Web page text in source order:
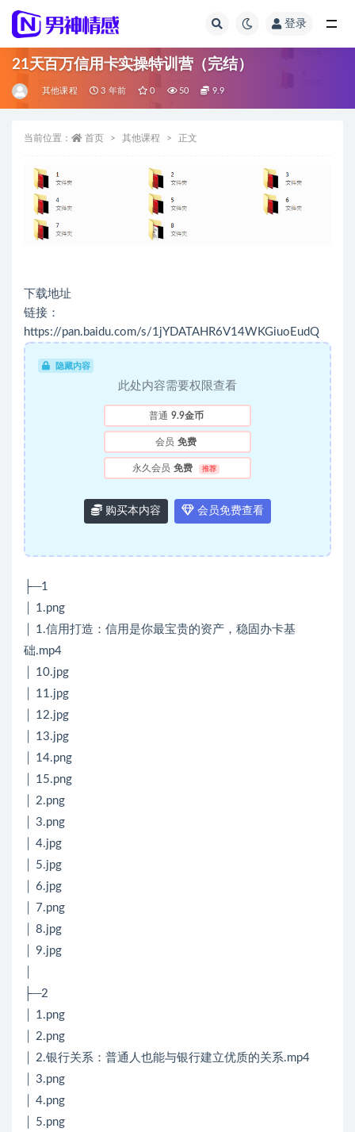
登录
21天百万信用卡实操特训营（完结）
其他课程 3 年前 0 50 9.9
当前位置： 首页 其他课程 正文
下载地址
链接：
https://pan.baidu.com/s/1jYDATAHR6V14WKGiuoEudQ
隐藏内容
此处内容需要权限查看
普通 9.9金币
会员 免费
永久会员 免费 推荐
购买本内容 会员免费查看
├─1
│ 1.png
│ 1.信用打造：信用是你最宝贵的资产，稳固办卡基
础.mp4
│ 10.jpg
│ 11.jpg
│ 12.jpg
│ 13.jpg
│ 14.png
│ 15.png
│ 2.png
│ 3.png
│ 4.jpg
│ 5.jpg
│ 6.jpg
│ 7.png
│ 8.jpg
│ 9.jpg
├─2
│ 1.png
│ 2.png
│ 2.银行关系：普通人也能与银行建立优质的关系.mp4
│ 3.png
│ 4.png
│ 5.png